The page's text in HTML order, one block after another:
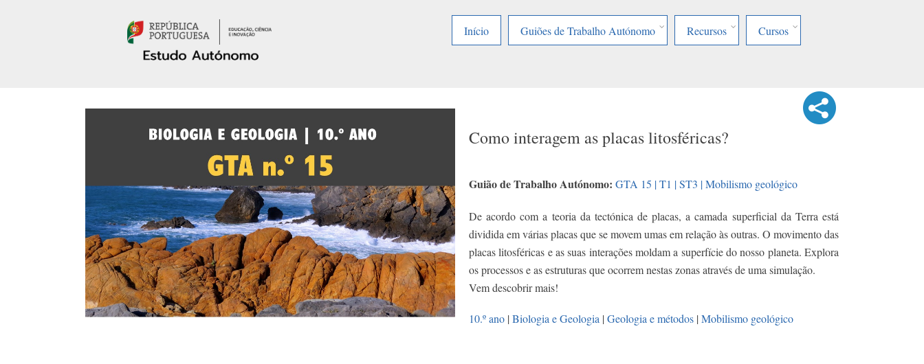
Início
Guiões de Trabalho Autónomo Recursos Cursos
Como interagem as placas litosféricas?
Guião de Trabalho Autónomo: GTA 15 | T1 | ST3 | Mobilismo geológico
De acordo com a teoria da tectónica de placas, a camada superficial da Terra está
dividida em várias placas que se movem umas em relação às outras. O movimento das
placas litosféricas e as suas interações moldam a superfície do nosso planeta. Explora
os processos e as estruturas que ocorrem nestas zonas através de uma simulação.
Vem descobrir mais!
10.º ano |Biologia e Geologia |Geologia e métodos |Mobilismo geológico